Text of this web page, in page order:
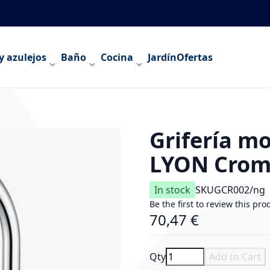
azulejos Baño Cocina JardínOfertas
Grifería
LYON
In stock SKUGCR002/ng
Be the first to review this
70,47 €
Qty Add to Cart